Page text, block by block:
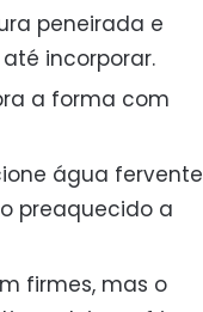
peneirada e
incorporar.
a forma com
água fervente
preaquecido a
firmes, mas o